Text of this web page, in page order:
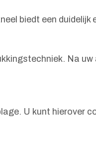
biedt een duidelijk
Na
U kunt hierover